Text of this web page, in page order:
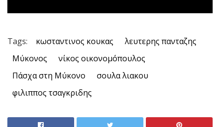
Tags: κωσταντινος κουκας
λευτερης πανταζης
Μύκονος
νίκος οικονομόπουλος
Πάσχα στη Μύκονο
σουλα λιακου
φιλιππος τσαγκριδης